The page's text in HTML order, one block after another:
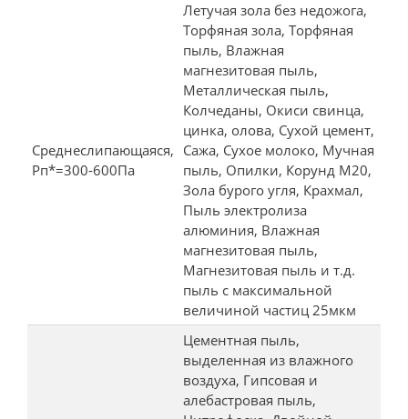
Среднеслипающаяся,
Рп*=300-600Па
Летучая зола без недожога,
Торфяная зола, Торфяная
пыль, Влажная
магнезитовая пыль,
Металлическая пыль,
Колчеданы, Окиси свинца,
цинка, олова, Сухой цемент,
Сажа, Сухое молоко, Мучная
пыль, Опилки, Корунд М20,
Зола бурого угля, Крахмал,
Пыль электролиза
алюминия, Влажная
магнезитовая пыль,
Магнезитовая пыль и т.д.
пыль с максимальной
величиной частиц 25мкм
Цементная пыль,
выделенная из влажного
воздуха, Гипсовая и
алебастровая пыль,